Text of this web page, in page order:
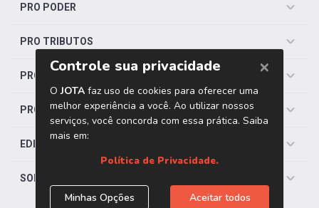
PRO PODER
PRO TRIBUTOS
PRO TRABALHISTA
PRO SAÚDE
EDITORIAS
SOBRE O JOTA